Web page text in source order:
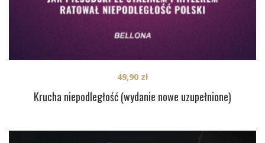
Krucha niepodległość (wydanie nowe uzupełnione)
49,90 zł